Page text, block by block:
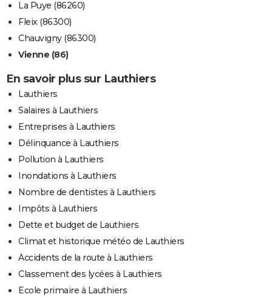
La Puye (86260)
Fleix (86300)
Chauvigny (86300)
Vienne (86)
En savoir plus sur Lauthiers
Lauthiers
Salaires à Lauthiers
Entreprises à Lauthiers
Délinquance à Lauthiers
Pollution à Lauthiers
Inondations à Lauthiers
Nombre de dentistes à Lauthiers
Impôts à Lauthiers
Dette et budget de Lauthiers
Climat et historique météo de Lauthiers
Accidents de la route à Lauthiers
Classement des lycées à Lauthiers
Ecole primaire à Lauthiers